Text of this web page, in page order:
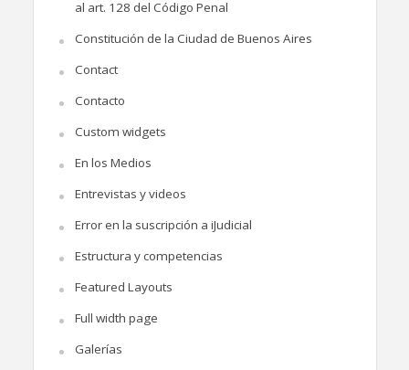
al art. 128 del Código Penal
Constitución de la Ciudad de Buenos Aires
Contact
Contacto
Custom widgets
En los Medios
Entrevistas y videos
Error en la suscripción a iJudicial
Estructura y competencias
Featured Layouts
Full width page
Galerías